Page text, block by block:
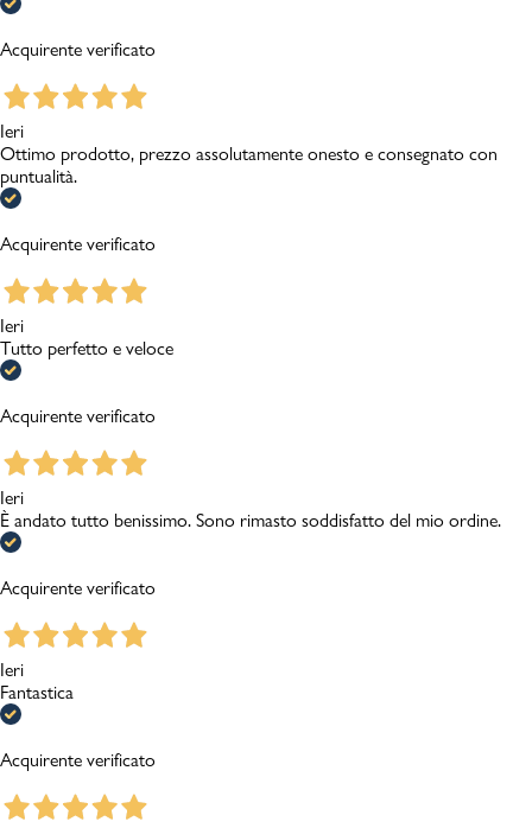
Acquirente verificato
Ieri
Ottimo prodotto, prezzo assolutamente onesto e consegnato con
puntualità.
Acquirente verificato
Ieri
Tutto perfetto e veloce
Acquirente verificato
Ieri
È andato tutto benissimo. Sono rimasto soddisfatto del mio ordine.
Acquirente verificato
Ieri
Fantastica
Acquirente verificato